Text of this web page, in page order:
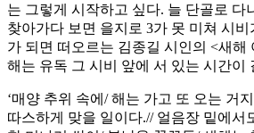
는 그렇게 시작하고 싶다. 늘 단골로 다
찾아가다 보면 을지로 3가 못 미쳐 시비
가 되면 떠오르는 김종길 시인의 <새해
해는 유독 그 시비 앞에 서 있는 시간이
‘매양 추위 속에/ 해는 가고 또 오는 거
따스하게 맞을 일이다.// 얼음장 밑에서